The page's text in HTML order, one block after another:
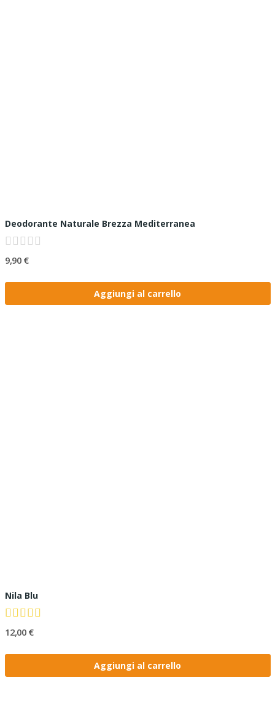
Deodorante Naturale Brezza Mediterranea
9,90 €
Aggiungi al carrello
Nila Blu
12,00 €
Aggiungi al carrello